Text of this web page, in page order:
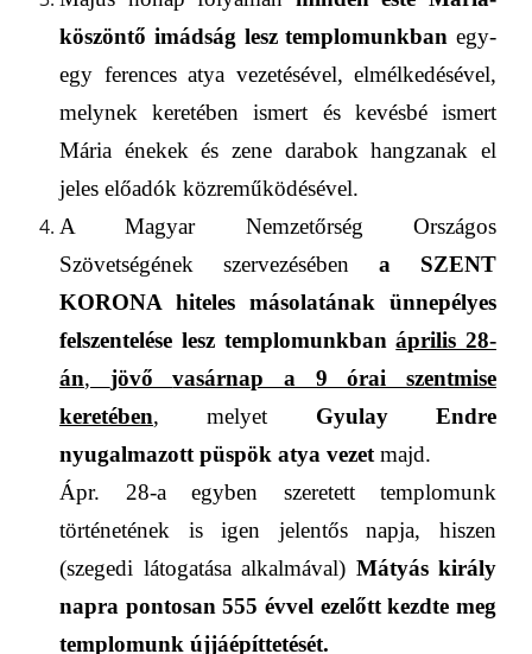
köszöntő imádság lesz templomunkban egy-
egy ferences atya vezetésével, elmélkedésével,
melynek keretébenismert és kevésbé ismert
Mária énekek és zene darabok hangzanak el
jeles előadók közreműködésével.
A Magyar NemzetőrségOrszágos
Szövetségének szervezésében a SZENT
KORONA hiteles másolatának
ünnepélyes
felszentelése lesz templomunkbanáprilis 28-
án, jövővasárnap a 9 órai szentmise
keretében, melyet Gyulay Endre
nyugalmazott püspök atya vezet majd.
Ápr. 28-a egyben szeretett templomunk
történetének isigen jelentősnapja, hiszen
(szegedi látogatása alkalmával) Mátyás király
napra pontosan555 évvel ezelőtt kezdtemeg
templomunk újjáépíttetését.